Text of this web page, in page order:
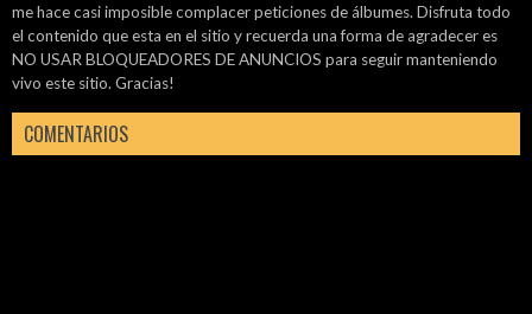
me hace casi imposible complacer peticiones de álbumes. Disfruta todo
el contenido que esta en el sitio y recuerda una forma de agradecer es
NO USAR BLOQUEADORES DE ANUNCIOS para seguir manteniendo
vivo este sitio. Gracias!
COMENTARIOS